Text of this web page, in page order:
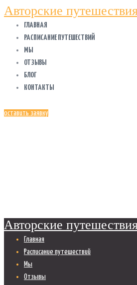
Авторские
ГЛАВНАЯ
РАСПИСАНИЕ ПУТЕШЕСТВИЙ
МЫ
ОТЗЫВЫ
БЛОГ
КОНТАКТЫ
оставить заявку
Авторские
Главная
Расписание путешествий
Мы
Отзывы